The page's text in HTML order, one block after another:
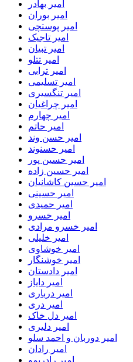
امیر بهادر
امیر بوران
امیر پوستچی
امیر تاجیک
امیر تبیان
امیر تتلو
امیر ترابی
امیر تسلیمی
امیر تنگسیری
امیر چراغیان
امیر چهارم
امیر حاتم
امیر حسن وند
امیر حسنوند
امیر حسین پور
امیر حسین زاده
امیر حسین کاشانیان
امیر حسینی
امیر حمیدی
امیر خسرو
امیر خسرو مرادی
امیر خلیلی
امیر خوشاوی
امیر خوشنگار
امیر دادستان
امیر دایاز
امیر درباری
امیر دری
امیر دل خاک
امیر دلیری
امیر دوربان و احمد سلو
امیر رادان
امیر رادریمو